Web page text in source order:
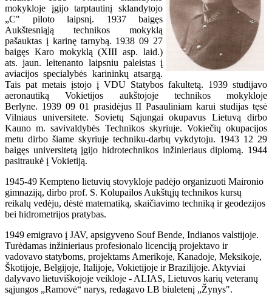
mokykloje įgijo tarptautinį sklandytojo
„C" piloto laipsnį. 1937 baigęs
Aukštesniąją technikos mokyklą
pašauktas į karinę tarnybą. 1938 09 27
baigęs Karo mokyklą (XIII asp. laid.)
ats. jaun. leitenanto laipsniu paleistas į
aviacijos specialybės karininkų atsargą.
Tais pat metais įstojo į VDU Statybos fakultetą. 1939 studijavo
aeronautiką Vokietijos aukštojoje technikos mokykloje
Berlyne. 1939 09 01 prasidėjus II Pasauliniam karui studijas tęsė
Vilniaus universitete. Sovietų Sąjungai okupavus Lietuvą dirbo
Kauno m. savivaldybės Technikos skyriuje. Vokiečių okupacijos
metu dirbo šiame skyriuje techniku-darbų vykdytoju. 1943 12 29
baigęs universitetą įgijo hidrotechnikos inžinieriaus diplomą. 1944
pasitraukė į Vokietiją.
1945-49 Kempteno lietuvių stovykloje padėjo organizuoti Maironio
gimnaziją, dirbo prof. S. Kolupailos Aukštųjų technikos kursų
reikalų vedėju, dėstė matematiką, skaičiavimo techniką ir geodezijos
bei hidrometrijos pratybas.
1949 emigravo į JAV, apsigyveno Souf Bende, Indianos valstijoje.
Turėdamas inžinieriaus profesionalo licenciją projektavo ir
vadovavo statyboms, projektams Amerikoje, Kanadoje, Meksikoje,
Škotijoje, Belgijoje, Italijoje, Vokietijoje ir Brazilijoje. Aktyviai
dalyvavo lietuviškojoje veikloje - ALIAS, Lietuvos karių veteranų
sąjungos „Ramovė“ narys, redagavo LB biuletenį „Žynys".